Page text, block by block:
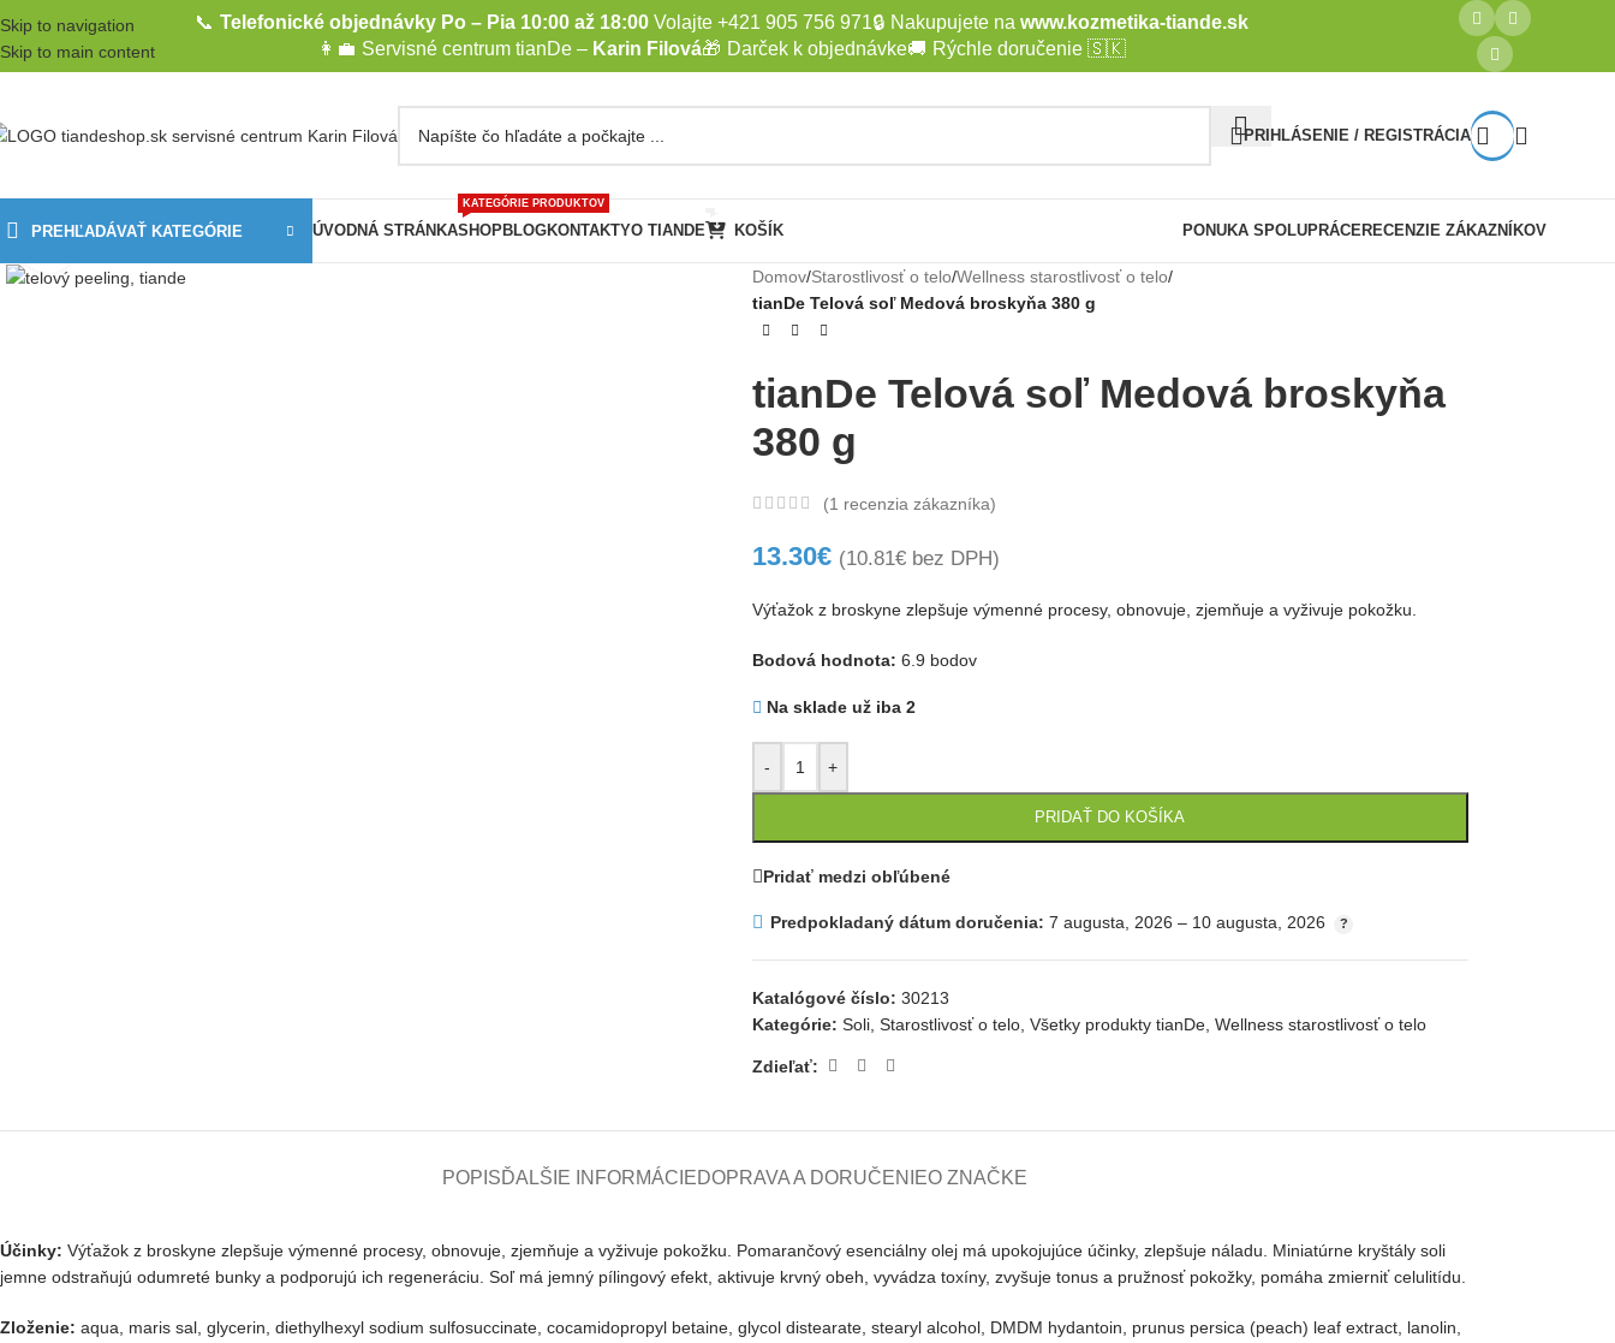
Skip to navigation
Skip to main content
📞 Telefonické objednávky Po – Pia 10:00 až 18:00Volajte +421 905 756 971🔒 Nakupujete na www.kozmetika-tiande.sk
👩‍💼 Servisné centrum tianDe – Karin Filová🎁 Darček k objednávke🚚 Rýchle doručenie 🇸🇰
PRIHLÁSENIE / REGISTRÁCIA
PREHĽADÁVAŤ KATEGÓRIE ÚVODNÁ STRÁNKASHOP
KATEGÓRIE PRODUKTOV
BLOGKONTAKTYO TIANDE KOŠÍK PONUKA SPOLUPRÁCERECENZIE ZÁKAZNÍKOV
Domov/Starostlivosť o telo/Wellness starostlivosť o telo/
tianDe Telová soľ Medová broskyňa 380 g
tianDe Telová soľ Medová broskyňa
380 g
(1 recenzia zákazníka)
13.30€ (10.81€bez DPH)
Výťažok z broskyne zlepšuje výmenné procesy, obnovuje, zjemňuje a vyživuje pokožku.
Bodová hodnota: 6.9 bodov
Na sklade už iba 2
- +
PRIDAŤ DO KOŠÍKA
Pridať medzi obľúbené
Predpokladaný dátum doručenia: 7 augusta, 2026 – 10 augusta, 2026
Katalógové číslo: 30213
Kategórie: Soli, Starostlivosť o telo, Všetky produkty tianDe, Wellness starostlivosť o telo
Zdieľať:
POPISĎALŠIE INFORMÁCIEDOPRAVA A DORUČENIEO ZNAČKE
Účinky: Výťažok z broskyne zlepšuje výmenné procesy, obnovuje, zjemňuje a vyživuje pokožku. Pomarančový esenciálny olej má upokojujúce účinky, zlepšuje náladu. Miniatúrne kryštály soli
jemne odstraňujú odumreté bunky a podporujú ich regeneráciu. Soľ má jemný pílingový efekt, aktivuje krvný obeh, vyvádza toxíny, zvyšuje tonus a pružnosť pokožky, pomáha zmierniť celulitídu.
Zloženie: aqua, maris sal, glycerin, diethylhexyl sodium sulfosuccinate, cocamidopropyl betaine, glycol distearate, stearyl alcohol, DMDM hydantoin, prunus persica (peach) leaf extract, lanolin,